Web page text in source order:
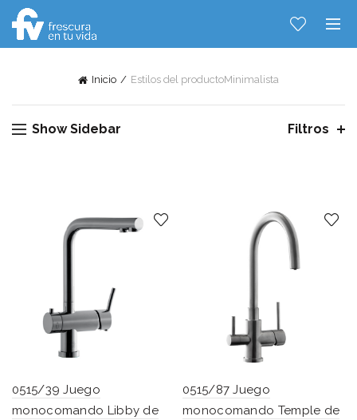
Inicio Estilos del productoMinimalista
Show Sidebar Filtros
0515/39 Juego
monocomando Libby de
0515/87 Juego
monocomando Temple de
Hablemos...